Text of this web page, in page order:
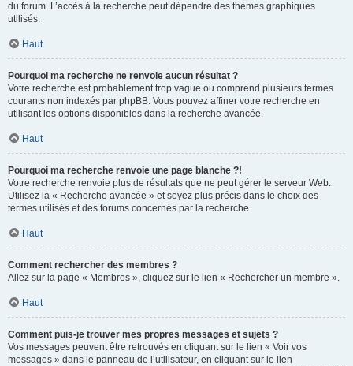
du forum. L’accès à la recherche peut dépendre des thèmes graphiques
utilisés.
Haut
Pourquoi ma recherche ne renvoie aucun résultat ?
Votre recherche est probablement trop vague ou comprend plusieurs termes
courants non indexés par phpBB. Vous pouvez affiner votre recherche en
utilisant les options disponibles dans la recherche avancée.
Haut
Pourquoi ma recherche renvoie une page blanche ?!
Votre recherche renvoie plus de résultats que ne peut gérer le serveur Web.
Utilisez la « Recherche avancée » et soyez plus précis dans le choix des
termes utilisés et des forums concernés par la recherche.
Haut
Comment rechercher des membres ?
Allez sur la page « Membres », cliquez sur le lien « Rechercher un membre ».
Haut
Comment puis-je trouver mes propres messages et sujets ?
Vos messages peuvent être retrouvés en cliquant sur le lien « Voir vos
messages » dans le panneau de l’utilisateur, en cliquant sur le lien